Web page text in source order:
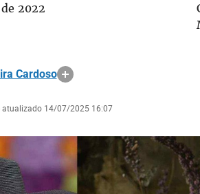
de 2022
Cardoso
atualizado 14/07/2025 16:07